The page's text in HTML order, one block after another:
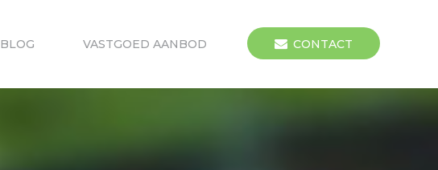
BLOG VASTGOED AANBOD CONTACT